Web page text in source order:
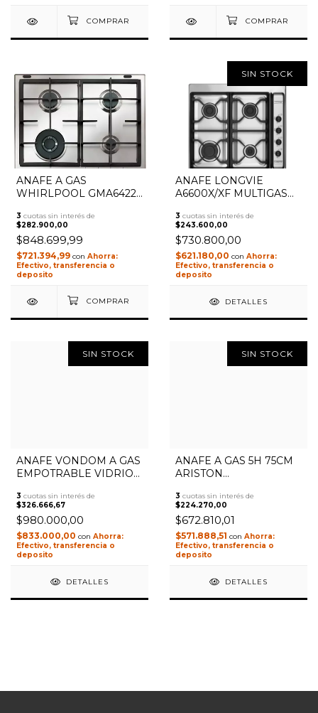
ANAFE A GAS
WHIRLPOOL GMA6422X
FUNDIDO, 60CM, INOX
3 cuotas sin interés de
$282.900,00
$848.699,99
$721.394,99 con
Efectivo, transferencia o
deposito
1/2
SIN STOCK
ANAFE LONGVIE
A6600X/XF MULTIGAS
3 cuotas sin interés de
$243.600,00
$730.800,00
$621.180,00 con
Efectivo, transferencia o
deposito
DETALLES
SIN STOCK
ANAFE VONDOM A GAS
EMPOTRABLE VIDRIO
CM VAG76N5/HE
3 cuotas sin interés de
$326.666,67
$980.000,00
$833.000,00 con
Efectivo, transferencia o
deposito
DETALLES
SIN STOCK
ANAFE A GAS 5H 75CM
ARISTON
3 cuotas sin interés de
$224.270,00
$672.810,01
$571.888,51 con
Efectivo, transferencia o
deposito
DETALLES